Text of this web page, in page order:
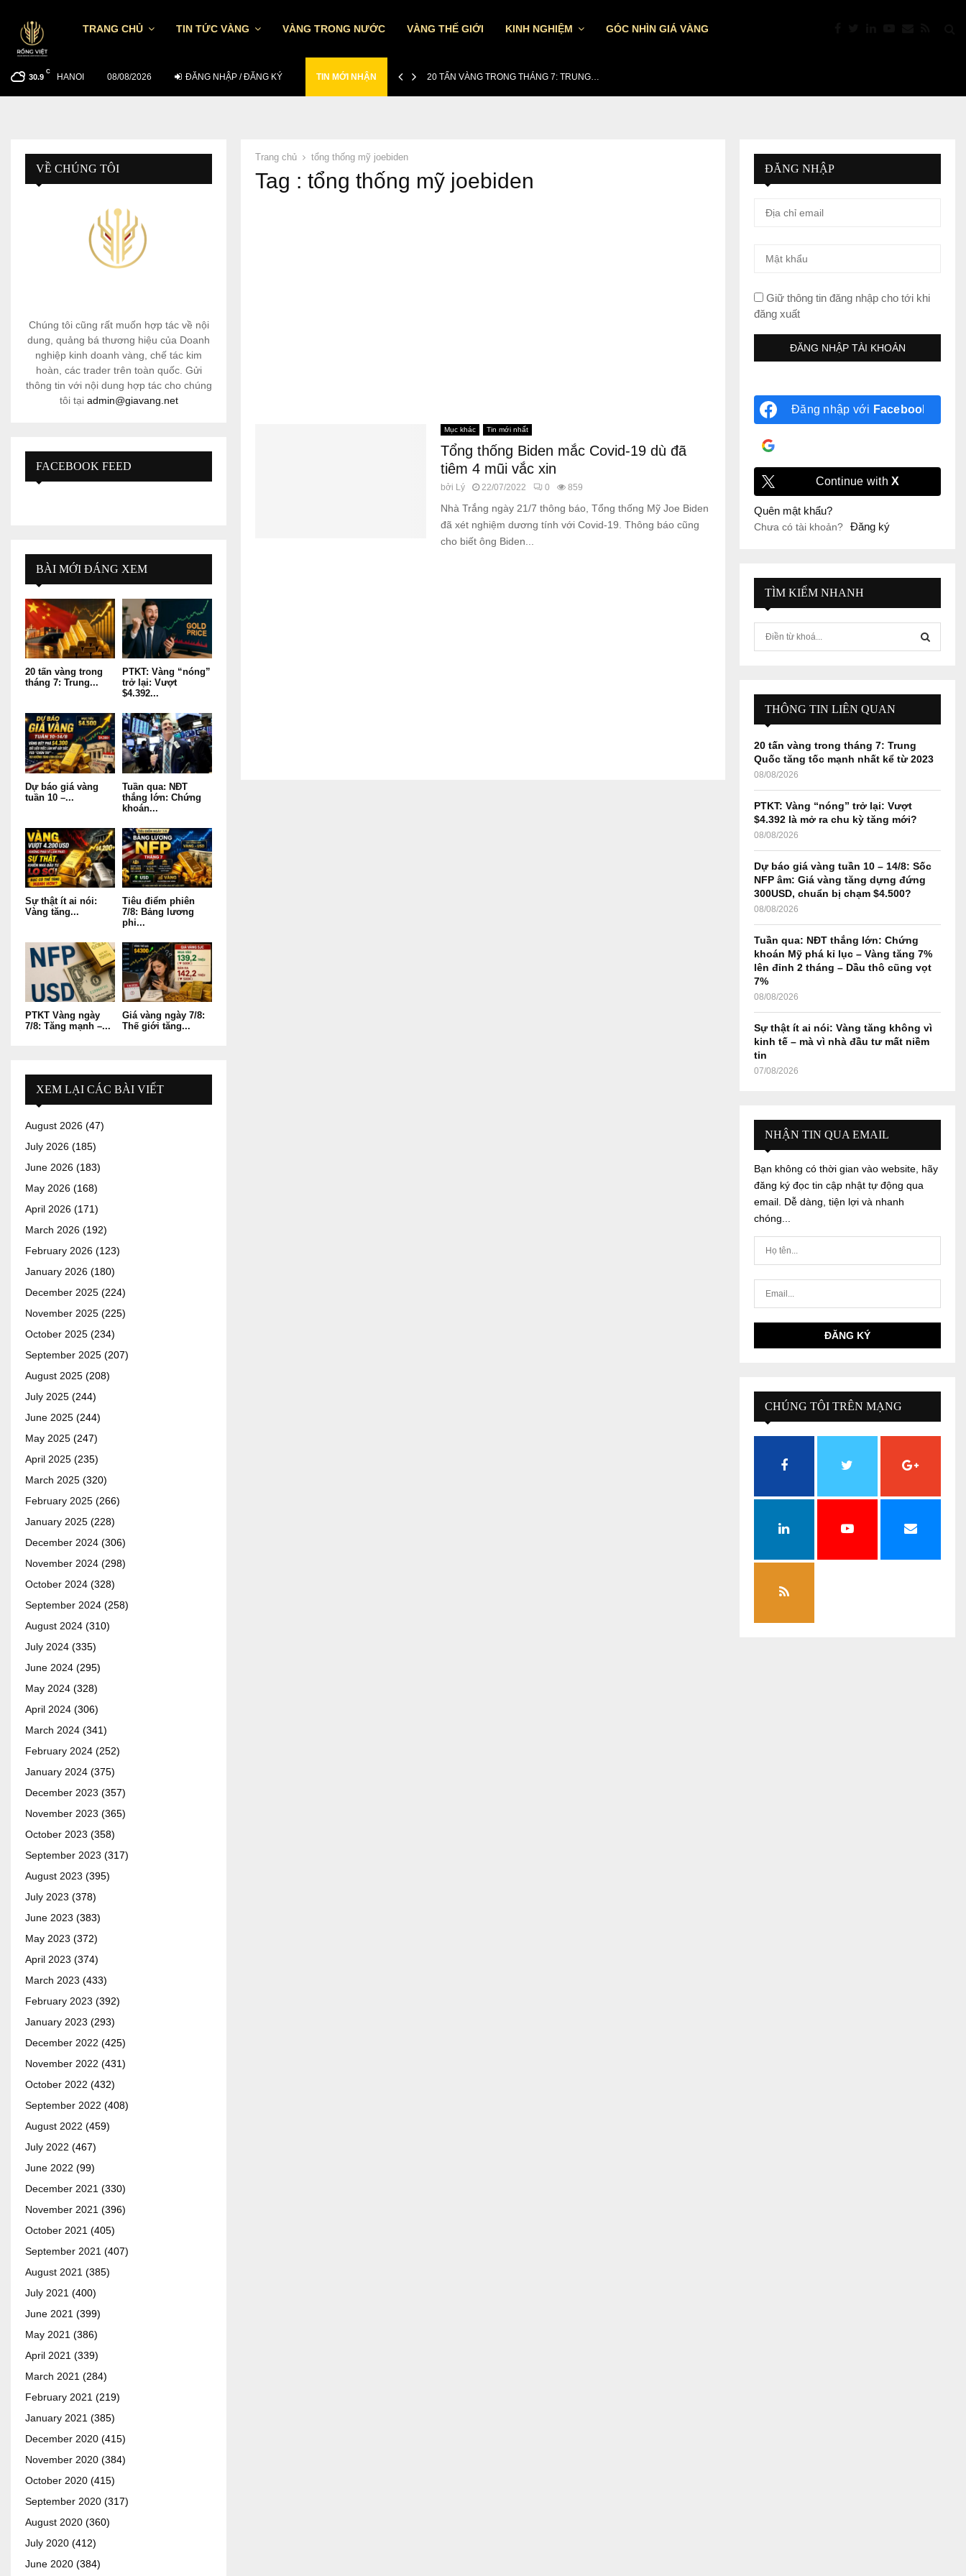
TRANG CHỦ TIN TỨC VÀNG VÀNG TRONG NƯỚC VÀNG THẾ GIỚI KINH NGHIỆM GÓC NHÌN GIÁ VÀNG
30.9
C
HANOI 08/08/2026 ĐĂNG NHẬP / ĐĂNG KÝ TIN MỚI NHẬN
TỶ GIÁ USD/VND NGÀY 7/8: TGTT TĂNG… 20 TẤN VÀNG TRONG THÁNG 7: TRUNG…
Trang chủ tổng thống mỹ joebiden
Tag : tổng thống mỹ joebiden
Mục khác Tin mới nhất
Tổng thống Biden mắc Covid-19 dù đã
tiêm 4 mũi vắc xin
bởi Lý 22/07/2022 0 859
Nhà Trắng ngày 21/7 thông báo, Tổng thống Mỹ Joe Biden
đã xét nghiệm dương tính với Covid-19. Thông báo cũng
cho biết ông Biden...
VỀ CHÚNG TÔI
Chúng tôi cũng rất muốn hợp tác về nội
dung, quảng bá thương hiệu của Doanh
nghiệp kinh doanh vàng, chế tác kim
hoàn, các trader trên toàn quốc. Gửi
thông tin với nội dung hợp tác cho chúng
tôi tại admin@giavang.net
FACEBOOK FEED
BÀI MỚI ĐÁNG XEM
20 tấn vàng trong
tháng 7: Trung...
PTKT: Vàng “nóng”
trở lại: Vượt
$4.392...
Dự báo giá vàng
tuần 10 –...
Tuần qua: NĐT
thắng lớn: Chứng
khoán...
Sự thật ít ai nói:
Vàng tăng...
Tiêu điểm phiên
7/8: Bảng lương
phi...
PTKT Vàng ngày
7/8: Tăng mạnh –...
Giá vàng ngày 7/8:
Thế giới tăng...
XEM LẠI CÁC BÀI VIẾT
August 2026 (47)
July 2026 (185)
June 2026 (183)
May 2026 (168)
April 2026 (171)
March 2026 (192)
February 2026 (123)
January 2026 (180)
December 2025 (224)
November 2025 (225)
October 2025 (234)
September 2025 (207)
August 2025 (208)
July 2025 (244)
June 2025 (244)
May 2025 (247)
April 2025 (235)
March 2025 (320)
February 2025 (266)
January 2025 (228)
December 2024 (306)
November 2024 (298)
October 2024 (328)
September 2024 (258)
August 2024 (310)
July 2024 (335)
June 2024 (295)
May 2024 (328)
April 2024 (306)
March 2024 (341)
February 2024 (252)
January 2024 (375)
December 2023 (357)
November 2023 (365)
October 2023 (358)
September 2023 (317)
August 2023 (395)
July 2023 (378)
June 2023 (383)
May 2023 (372)
April 2023 (374)
March 2023 (433)
February 2023 (392)
January 2023 (293)
December 2022 (425)
November 2022 (431)
October 2022 (432)
September 2022 (408)
August 2022 (459)
July 2022 (467)
June 2022 (99)
December 2021 (330)
November 2021 (396)
October 2021 (405)
September 2021 (407)
August 2021 (385)
July 2021 (400)
June 2021 (399)
May 2021 (386)
April 2021 (339)
March 2021 (284)
February 2021 (219)
January 2021 (385)
December 2020 (415)
November 2020 (384)
October 2020 (415)
September 2020 (317)
August 2020 (360)
July 2020 (412)
June 2020 (384)
ĐĂNG NHẬP
Giữ thông tin đăng nhập cho tới khi
đăng xuất
Đăng nhập với Facebook
Continue withX
Quên mật khẩu?
Chưa có tài khoản? Đăng ký
TÌM KIẾM NHANH
r
:
E
A
THÔNG TIN LIÊN QUAN
20 tấn vàng trong tháng 7: Trung
Quốc tăng tốc mạnh nhất kể từ 2023
08/08/2026
PTKT: Vàng “nóng” trở lại: Vượt
$4.392 là mở ra chu kỳ tăng mới?
08/08/2026
Dự báo giá vàng tuần 10 – 14/8: Sốc
NFP âm: Giá vàng tăng dựng đứng
300USD, chuẩn bị chạm $4.500?
08/08/2026
Tuần qua: NĐT thắng lớn: Chứng
khoán Mỹ phá kỉ lục – Vàng tăng 7%
lên đỉnh 2 tháng – Dầu thô cũng vọt
7%
08/08/2026
Sự thật ít ai nói: Vàng tăng không vì
kinh tế – mà vì nhà đầu tư mất niềm
tin
07/08/2026
NHẬN TIN QUA EMAIL
Bạn không có thời gian vào website, hãy
đăng ký đọc tin cập nhật tự động qua
email. Dễ dàng, tiện lợi và nhanh
chóng...
CHÚNG TÔI TRÊN MẠNG
XÃ HỘI